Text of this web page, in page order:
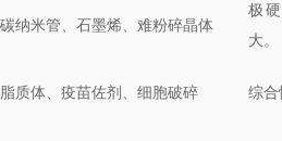
碳纳米管、石墨烯、难粉碎晶体
极
大。
脂质体、疫苗佐剂、细胞破碎 综合